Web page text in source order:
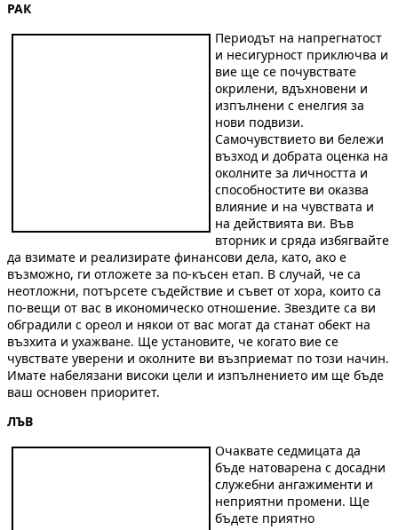
РАК
Периодът на напрегнатост
и несигурност приключва и
вие ще се почувствате
окрилени, вдъхновени и
изпълнени с енелгия за
нови подвизи.
Самочувствието ви бележи
възход и добрата оценка на
околните за личността и
способностите ви оказва
влияние и на чувствата и
на действията ви. Във
вторник и сряда избягвайте
да взимате и реализирате финансови дела, като, ако е
възможно, ги отложете за по-късен етап. В случай, че са
неотложни, потърсете съдействие и съвет от хора, които са
по-вещи от вас в икономическо отношение. Звездите са ви
обградили с ореол и някои от вас могат да станат обект на
възхита и ухажване. Ще установите, че когато вие се
чувствате уверени и околните ви възприемат по този начин.
Имате набелязани високи цели и изпълнението им ще бъде
ваш основен приоритет.
ЛЪВ
Очаквате седмицата да
бъде натоварена с досадни
служебни ангажименти и
неприятни промени. Ще
бъдете приятно